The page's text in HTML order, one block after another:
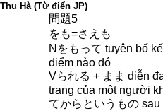
Thu Hà (Từ điển JP)
問題5
をも=さえも
Nをもって tuyên bố
điểm nào đó
Vられる + まま diễn
trạng của một người
てからというもの